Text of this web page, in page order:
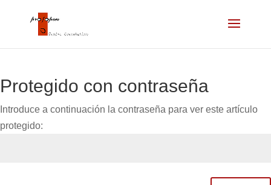
Protegido con contraseña
Introduce a continuación la contraseña para ver este artículo
protegido: